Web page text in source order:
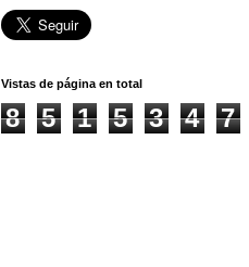
Vistas de página en total
8 5 1 5 3 4 7